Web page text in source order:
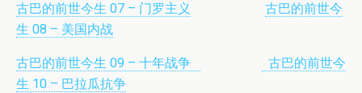
古巴的前世今生 07 – 门罗主义
古巴的前世今
生 08 – 美国内战
古巴的前世今生 09 – 十年战争
古巴的前世今
生 10 – 巴拉瓜抗争